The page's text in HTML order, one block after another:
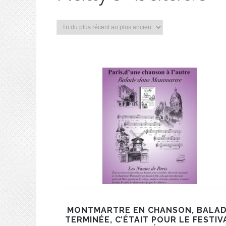
MONTMARTRE EN CHANSON,
TERMINÉE, C’ÉTAIT POUR LE